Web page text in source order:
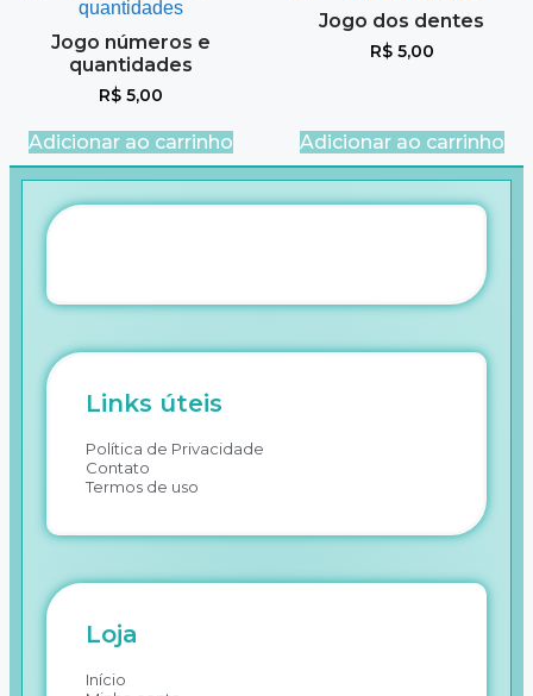
Jogo números e
quantidades
R$ 5,00
Adicionar ao carrinho
Jogo dos dentes
R$5,00
Adicionar ao carrinho
Links úteis
Política de Privacidade
Contato
Termos de uso
Loja
Início